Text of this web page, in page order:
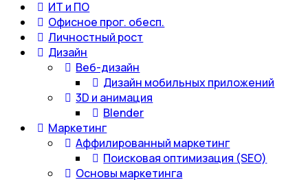
ИТ и ПО
Офисное прог. обесп.
Личностный рост
Дизайн
Веб-дизайн
Дизайн мобильных приложений
3D и анимация
Blender
Маркетинг
Аффилированный маркетинг
Поисковая оптимизация (SEO)
Основы маркетинга